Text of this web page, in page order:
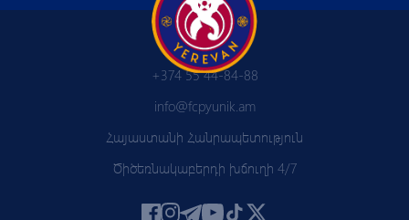
+374 55 44-84-88
info@fcpyunik.am
Հայաստանի Հանրապետություն
Ծիծեռնակաբերդի խճուղի 4/7